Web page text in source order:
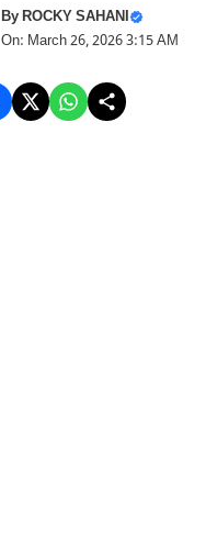
ByROCKY SAHANI
On: March 26, 2026 3:15 AM